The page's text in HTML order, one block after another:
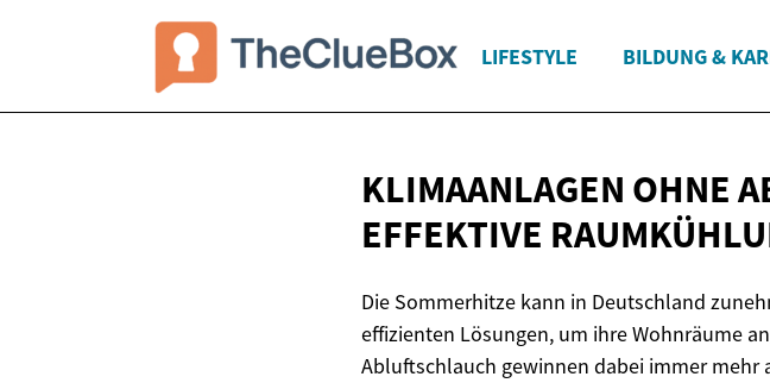
LIFESTYLE BILDUNG &
KLIMAANLAGEN OHNE
EFFEKTIVE
Die Sommerhitze kann in Deutschland
effizienten Lösungen, um ihre Wohnräume
Abluftschlauch gewinnen dabei immer mehr